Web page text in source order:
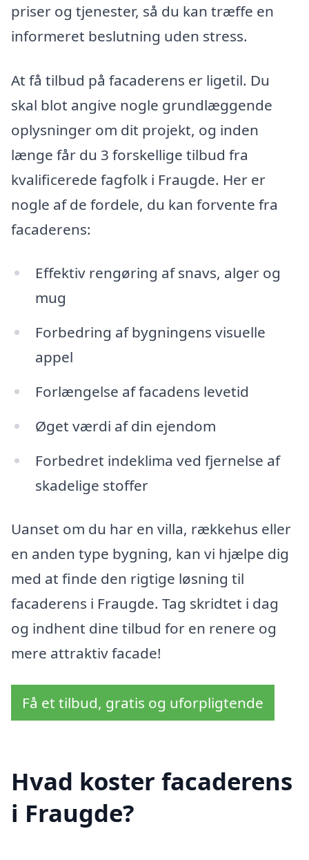
priser og tjenester, så du kan træffe en
informeret beslutning uden stress.
At få tilbud på facaderens er ligetil. Du
skal blot angive nogle grundlæggende
oplysninger om dit projekt, og inden
længe får du 3 forskellige tilbud fra
kvalificerede fagfolk i Fraugde. Her er
nogle af de fordele, du kan forvente fra
facaderens:
Effektiv rengøring af snavs, alger og
mug
Forbedring af bygningens visuelle
appel
Forlængelse af facadens levetid
Øget værdi af din ejendom
Forbedret indeklima ved fjernelse af
skadelige stoffer
Uanset om du har en villa, rækkehus eller
en anden type bygning, kan vi hjælpe dig
med at finde den rigtige løsning til
facaderens i Fraugde. Tag skridtet i dag
og indhent dine tilbud for en renere og
mere attraktiv facade!
Få et tilbud, gratis og uforpligtende
Hvad koster facaderens
i Fraugde?